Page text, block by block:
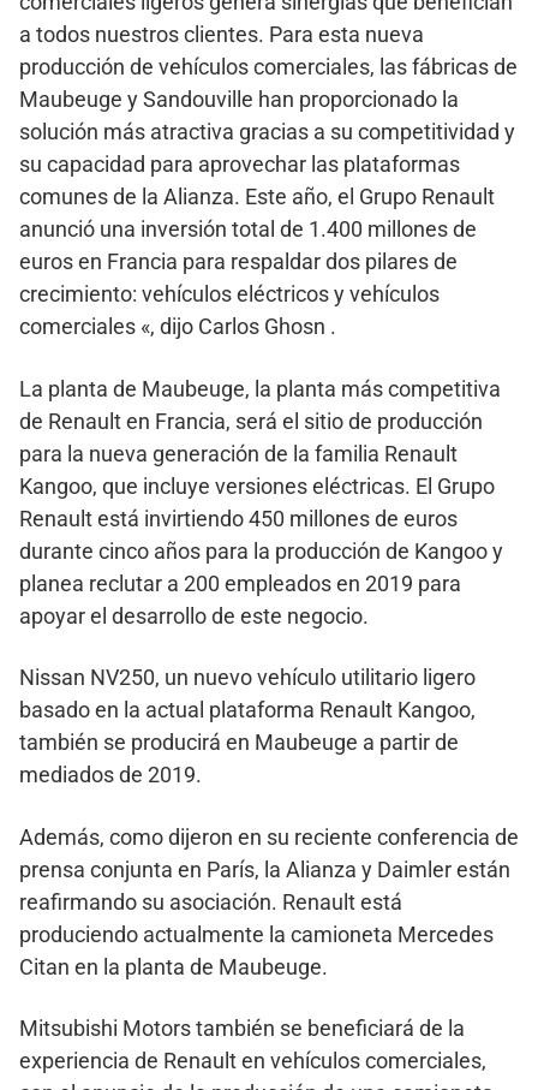
a todos nuestros clientes. Para esta nueva
producción de vehículos comerciales, las fábricas de
Maubeuge y Sandouville han proporcionado la
solución más atractiva gracias a su competitividad y
su capacidad para aprovechar las plataformas
comunes de la Alianza. Este año, el Grupo Renault
anunció una inversión total de 1.400 millones de
euros en Francia para respaldar dos pilares de
crecimiento: vehículos eléctricos y vehículos
comerciales «, dijo Carlos Ghosn .
La planta de Maubeuge, la planta más competitiva
de Renault en Francia, será el sitio de producción
para la nueva generación de la familia Renault
Kangoo, que incluye versiones eléctricas. El Grupo
Renault está invirtiendo 450 millones de euros
durante cinco años para la producción de Kangoo y
planea reclutar a 200 empleados en 2019 para
apoyar el desarrollo de este negocio.
Nissan NV250, un nuevo vehículo utilitario ligero
basado en la actual plataforma Renault Kangoo,
también se producirá en Maubeuge a partir de
mediados de 2019.
Además, como dijeron en su reciente conferencia de
prensa conjunta en París, la Alianza y Daimler están
reafirmando su asociación. Renault está
produciendo actualmente la camioneta Mercedes
Citan en la planta de Maubeuge.
Mitsubishi Motors también se beneficiará de la
experiencia de Renault en vehículos comerciales,